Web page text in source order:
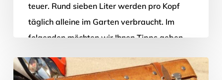
teuer. Rund sieben Liter werden pro Kopf
täglich alleine im Garten verbraucht. Im
folgenden möchten wir Ihnen Tipps geben,